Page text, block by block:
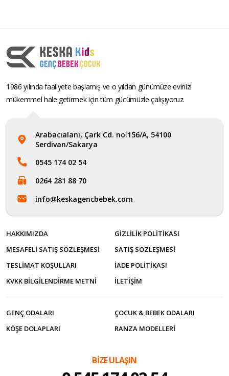
1986 yılında faaliyete başlamış ve o yıldan günümüze evinizi
mükemmel hale getirmek için tüm gücümüzle çalışıyoruz.
Arabacıalanı, Çark Cd. no:156/A, 54100
Serdivan/Sakarya
0545 174 02 54
0264 281 88 70
info@keskagencbebek.com
HAKKIMIZDA
GIZLILIK POLITIKASI
MESAFELI SATIŞ SÖZLEŞMESI
SATIŞ SÖZLEŞMESI
TESLIMAT KOŞULLARI
İADE POLITIKASI
KVKK BILGILENDIRME METNI
İLETİŞİM
GENÇ ODALARI
ÇOCUK & BEBEK ODALARI
KÖŞE DOLAPLARI
RANZA MODELLERI
BİZE ULAŞIN